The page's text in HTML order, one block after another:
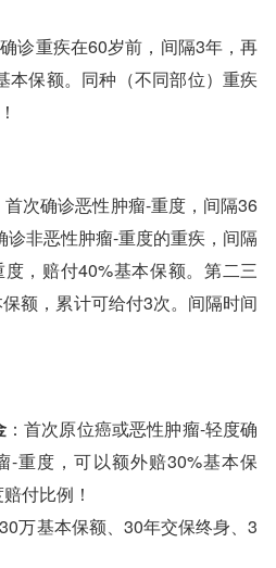
诊重疾在60岁前，间隔3年，再
本保额。同种（不同部位）重疾
首次确诊恶性肿瘤-重度，间隔36
非恶性肿瘤-重度的重疾，间隔
，赔付40%基本保额。第二三
额，累计可给付3次。间隔时间
：首次原位癌或恶性肿瘤-轻度确
-重度，可以额外赔30%基本保
付比例！
万基本保额、30年交保终身、3